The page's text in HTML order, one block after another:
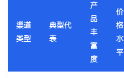
渠道
类型
典型代
表
产
品
丰
富
度
价
格
水
平